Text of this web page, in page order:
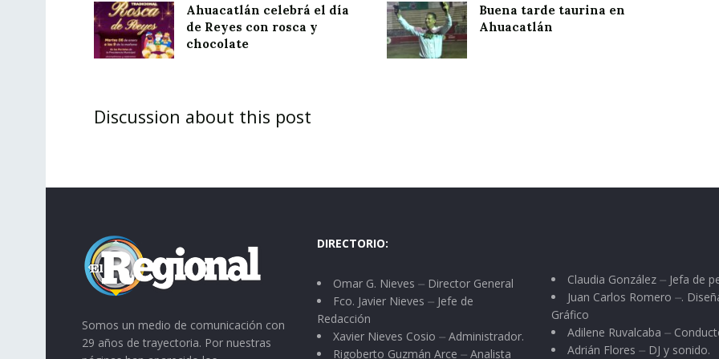
Ahuacatlán celebrá el día
de Reyes con rosca y
chocolate
Buena tarde taurina en
Ahuacatlán
Discussion about this post
Somos un medio de comunicación con
29 años de trayectoria. Por nuestras
DIRECTORIO:
Omar G. Nieves ⏤ Director General
Fco. Javier Nieves ⏤ Jefe de
Redacción
Xavier Nieves Cosio ⏤ Administrador.
Rigoberto Guzmán Arce ⏤ Analista
Claudia González ⏤ Jefa de
Juan Carlos Romero ⏤.
Gráfico
Adilene Ruvalcaba ⏤
Adrián Flores ⏤ DJ y sonido.